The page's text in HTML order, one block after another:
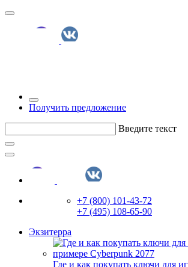
Получить предложение
Введите текст
+7 (800) 101-43-72
+7 (495) 108-65-90
Экзитерра
Где и как покупать ключи для